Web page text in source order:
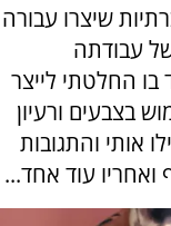
שיצרו עבורה
עבודתה
החלטתי לייצר
בצבעים ורעיון
אותי והתגובות
ואחריו עוד אחד...